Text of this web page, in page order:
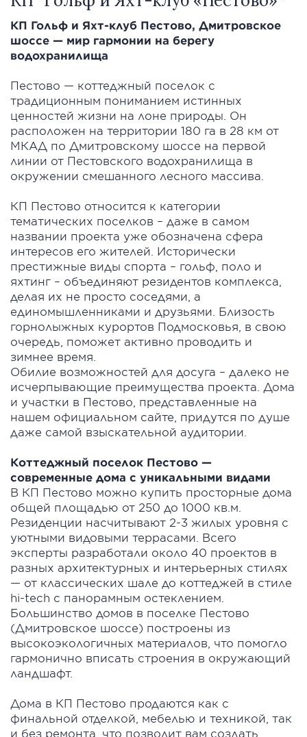
КП Гольф и Яхт-клуб Пестово, Дмитровское
шоссе — мир гармонии на берегу
водохранилища
Пестово — коттеджный поселок с
традиционным пониманием истинных
ценностей жизни на лоне природы. Он
расположен на территории 180 га в 28 км от
МКАД по Дмитровскому шоссе на первой
линии от Пестовского водохранилища в
окружении смешанного лесного массива.
КП Пестово относится к категории
тематических поселков – даже в самом
названии проекта уже обозначена сфера
интересов его жителей. Исторически
престижные виды спорта – гольф, поло и
яхтинг – объединяют резидентов комплекса,
делая их не просто соседями, а
единомышленниками и друзьями. Близость
горнолыжных курортов Подмосковья, в свою
очередь, поможет активно проводить и
зимнее время.
Обилие возможностей для досуга – далеко не
исчерпывающие преимущества проекта. Дома
и участки в Пестово, представленные на
нашем официальном сайте, придутся по душе
даже самой взыскательной аудитории.
Коттеджный поселок Пестово —
современные дома с уникальными видами
В КП Пестово можно купить просторные дома
общей площадью от 250 до 1000 кв.м.
Резиденции насчитывают 2-3 жилых уровня с
уютными видовыми террасами. Всего
эксперты разработали около 40 проектов в
разных архитектурных и интерьерных стилях
— от классических шале до коттеджей в стиле
hi-tech с панорамным остеклением.
Большинство домов в поселке Пестово
(Дмитровское шоссе) построены из
высокоэкологичных материалов, что помогло
гармонично вписать строения в окружающий
ландшафт.
Дома в КП Пестово продаются как с
финальной отделкой, мебелью и техникой, так
и без ремонта, что позволит вам создать